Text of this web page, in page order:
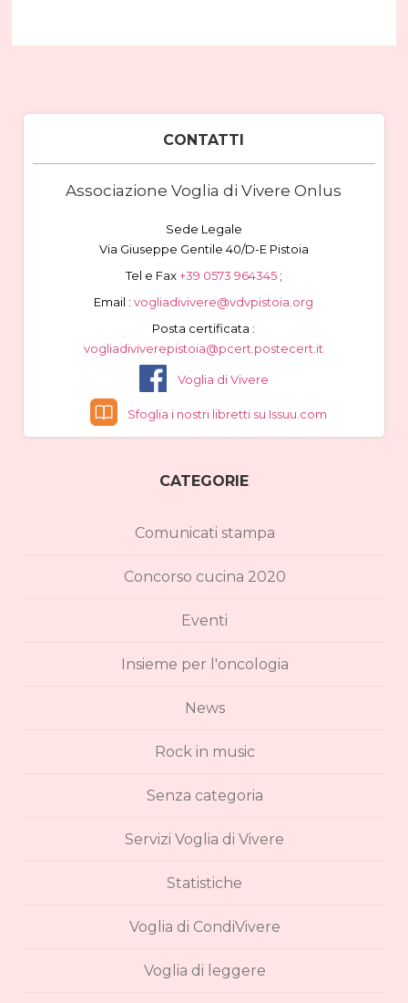
CONTATTI
Associazione Voglia di Vivere Onlus
Sede Legale
Via Giuseppe Gentile 40/D-E Pistoia
Tel e Fax+39 0573 964345 ;
Email : vogliadivivere@vdvpistoia.org
Posta certificata :
vogliadiviverepistoia@pcert.postecert.it
Voglia di Vivere
Sfoglia i nostri libretti su Issuu.com
CATEGORIE
Comunicati stampa
Concorso cucina 2020
Eventi
Insieme per l'oncologia
News
Rock in music
Senza categoria
Servizi Voglia di Vivere
Statistiche
Voglia di CondiVivere
Voglia di leggere